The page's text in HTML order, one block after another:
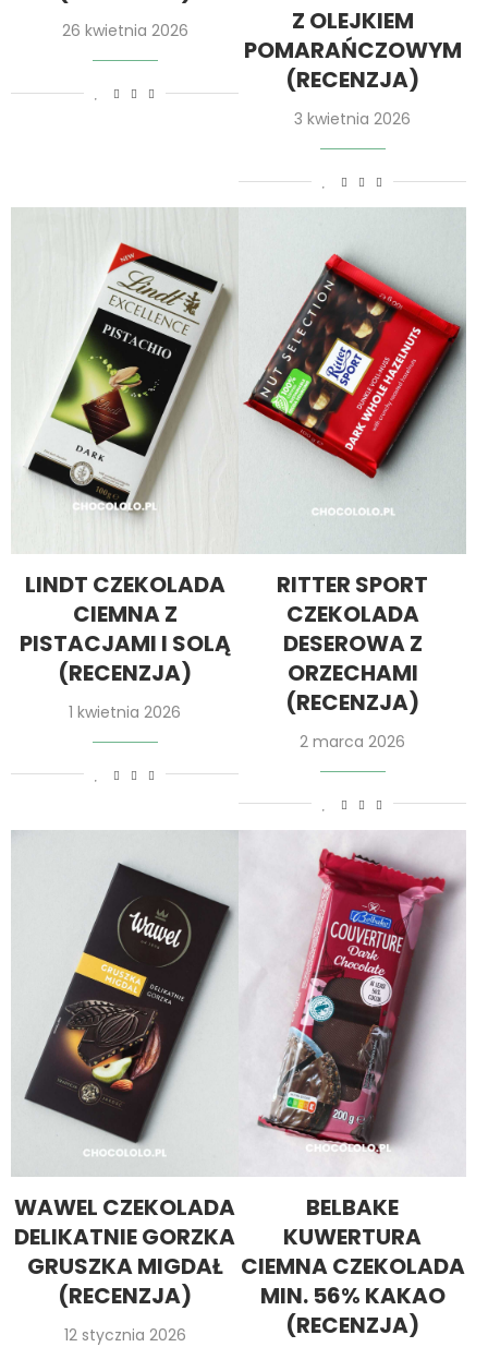
26 kwietnia 2026
Z OLEJKIEM
POMARAŃCZOWYM
(RECENZJA)
3 kwietnia 2026
LINDT CZEKOLADA
CIEMNA Z
PISTACJAMI I SOLĄ
(RECENZJA)
1 kwietnia 2026
RITTER SPORT
CZEKOLADA
DESEROWA Z
ORZECHAMI
(RECENZJA)
2 marca 2026
WAWEL CZEKOLADA
DELIKATNIE GORZKA
GRUSZKA MIGDAŁ
(RECENZJA)
12 stycznia 2026
BELBAKE
KUWERTURA
CIEMNA CZEKOLADA
MIN. 56% KAKAO
(RECENZJA)